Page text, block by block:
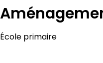
École primaire